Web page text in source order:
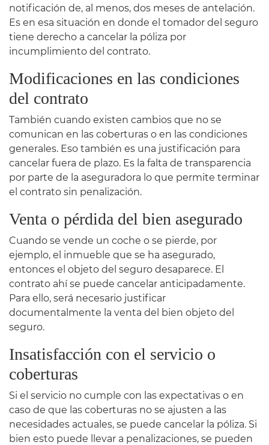
notificación de, al menos, dos meses de antelación.
Es en esa situación en donde el tomador del seguro
tiene derecho a cancelar la póliza por
incumplimiento del contrato.
Modificaciones en las condiciones
del contrato
También cuando existen cambios que no se
comunican en las coberturas o en las condiciones
generales. Eso también es una justificación para
cancelar fuera de plazo. Es la falta de transparencia
por parte de la aseguradora lo que permite terminar
el contrato sin penalización.
Venta o pérdida del bien asegurado
Cuando se vende un coche o se pierde, por
ejemplo, el inmueble que se ha asegurado,
entonces el objeto del seguro desaparece. El
contrato ahí se puede cancelar anticipadamente.
Para ello, será necesario justificar
documentalmente la venta del bien objeto del
seguro.
Insatisfacción con el servicio o
coberturas
Si el servicio no cumple con las expectativas o en
caso de que las coberturas no se ajusten a las
necesidades actuales, se puede cancelar la póliza. Si
bien esto puede llevar a penalizaciones, se pueden